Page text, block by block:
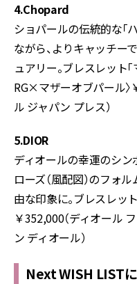
4.Chopard
ショパールの伝統的な「
ながら、よりキャッチー
ュアリー。ブレスレット
RG×マザーオブパール〉
ル ジャパン プレス）
5.DIOR
ディオールの幸運のシン
ローズ（風配図）のフォ
由な印象に。ブレスレッ
￥352,000（ディオール
ン ディオール）
Next WISH LISTに